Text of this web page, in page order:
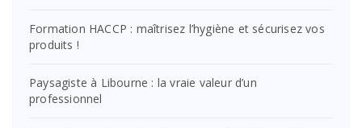
Formation HACCP : maîtrisez l’hygiène et sécurisez vos
produits !
Paysagiste à Libourne : la vraie valeur d’un
professionnel